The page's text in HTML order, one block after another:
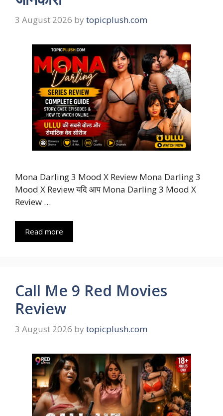
3 August 2026 by topicplush.com
Mona Darling 3 Mood X Review Mona Darling 3
Mood X Review यदि आप Mona Darling 3 Mood X
Review …
Read more
Call Me 9 Red Movies
Review
3 August 2026 by topicplush.com